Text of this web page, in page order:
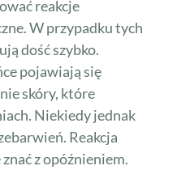
reakcje
W przypadku tych
dość szybko.
pojawiają się
skóry, które
Niekiedy jednak
Reakcja
z opóźnieniem.